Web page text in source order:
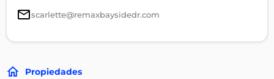
scarlette@remaxbaysidedr.com
Propiedades